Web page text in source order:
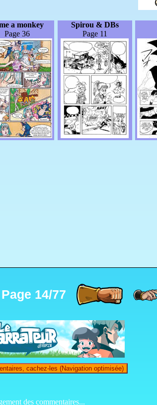
a monkey
Page 36
Spirou & DBs
Page 11
Page 14/77
cachez-les (Navigation optimisée)
des commentaires...